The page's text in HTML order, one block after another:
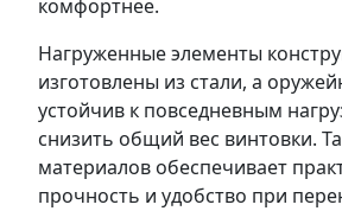
комфортнее.
Нагруженные элементы
изготовлены из стали, а
устойчив к повседневным
снизить общий вес винтовки.
материалов обеспечивает
прочность и удобство при